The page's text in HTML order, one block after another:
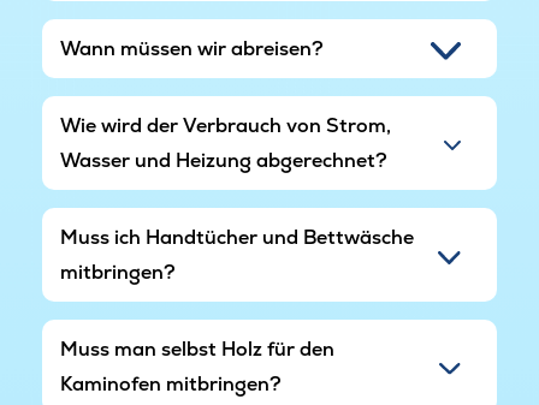
Trampolin und die Schaukeln runden das
Angebot ab und sind perfekt für Kinder, die
gerne draußen aktiv sind.
Ålbæk ist ein idyllischer Ferienort und liegt
zwischen Skagen und Frederikshavn. Hier
erwarten Sie kinderfreundliche Sandstrände,
schöne Natur und eine stimmungsvolle
Atmosphäre mit kleinen Geschäften, Cafés und
Küstenflair. Die Umgebung ist ideal für Rad- und
Wandertouren. Beliebte Ausflugsziele wie
Skagen und die Wanderdüne Råbjerg Mile sind
schnell erreichbar. Perfekt für einen Urlaub zu
jeder Jahreszeit.
Wann müssen wir abreisen?
Wie wird der Verbrauch von Strom,
Wasser und Heizung abgerechnet?
Muss ich Handtücher und Bettwäsche
mitbringen?
Muss man selbst Holz für den
Kaminofen mitbringen?